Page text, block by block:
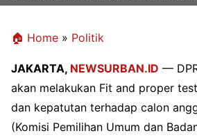
🏠 Home » Politik
JAKARTA, NEWSURBAN.ID —
akan melakukan Fit and proper
dan kepatutan terhadap calon
(Komisi Pemilihan Umum dan